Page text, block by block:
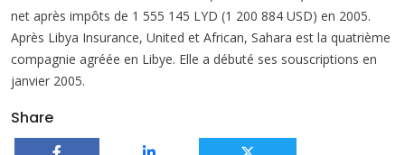
net après impôts de 1 555 145 LYD (1 200 884 USD) en 2005.
Après Libya Insurance, United et African, Sahara est la quatrième
compagnie agréée en Libye. Elle a débuté ses souscriptions en
janvier 2005.
Share